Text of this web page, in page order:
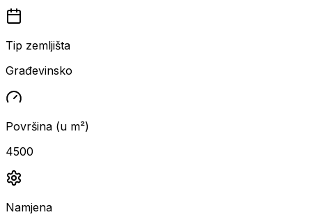
Tip zemljišta
Građevinsko
Površina (u m²)
4500
Namjena